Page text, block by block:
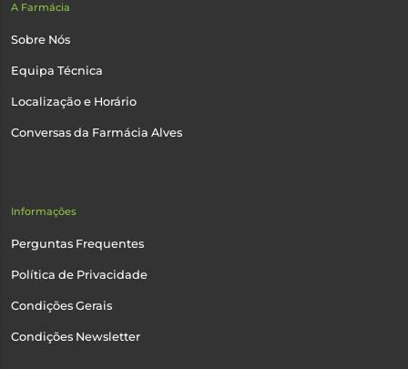
A Farmácia
Sobre Nós
Equipa Técnica
Localização e Horário
Conversas da Farmácia Alves
Informações
Perguntas Frequentes
Política de Privacidade
Condições Gerais
Condições Newsletter